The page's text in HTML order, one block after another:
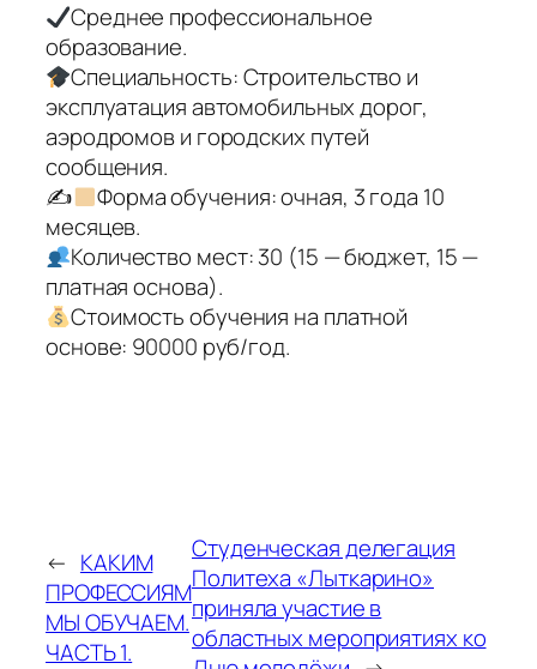
Среднее профессиональное
образование.
Специальность: Строительство и
эксплуатация автомобильных дорог,
аэродромов и городских путей
сообщения.
✍
Форма обучения: очная, 3 года 10
месяцев.
Количество мест: 30 (15 — бюджет, 15 —
платная основа).
Стоимость обучения на платной
основе: 90000 руб/год.
← КАКИМ
ПРОФЕССИЯМ
МЫ ОБУЧАЕМ.
ЧАСТЬ 1.
Студенческая делегация
Политеха «Лыткарино»
приняла участие в
областных мероприятиях ко